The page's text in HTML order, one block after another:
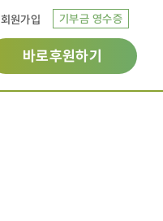
회원가입 기부금 영수증
바로후원하기